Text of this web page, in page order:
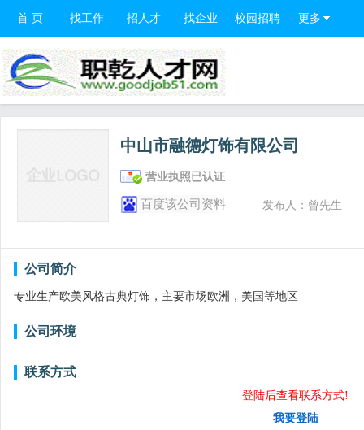
首 页 找工作 招人才 找企业 校园招聘 更多
中山市融德灯饰有限公司
营业执照已认证
百度该公司资料 发布人：曾先生
公司简介
专业生产欧美风格古典灯饰，主要市场欧洲，美国等地区
公司环境
联系方式
登陆后查看联系方式!
我要登陆